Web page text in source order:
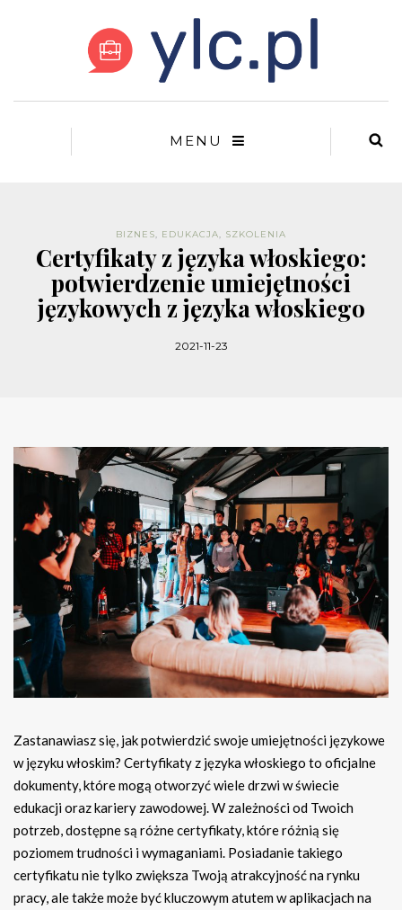
MENU
BIZNES, EDUKACJA, SZKOLENIA
Certyfikaty z języka włoskiego:
potwierdzenie umiejętności
językowych z języka włoskiego
2021-11-23
Zastanawiasz się, jak potwierdzić swoje umiejętności językowe
w języku włoskim? Certyfikaty z języka włoskiego to oficjalne
dokumenty, które mogą otworzyć wiele drzwi w świecie
edukacji oraz kariery zawodowej. W zależności od Twoich
potrzeb, dostępne są różne certyfikaty, które różnią się
poziomem trudności i wymaganiami. Posiadanie takiego
certyfikatu nie tylko zwiększa Twoją atrakcyjność na rynku
pracy, ale także może być kluczowym atutem w aplikacjach na